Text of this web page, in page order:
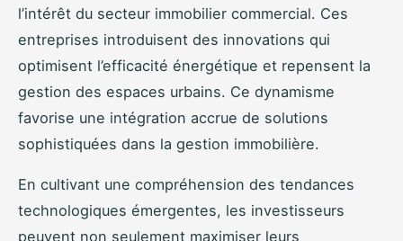
l’intérêt du secteur immobilier commercial. Ces
entreprises introduisent des innovations qui
optimisent l’efficacité énergétique et repensent la
gestion des espaces urbains. Ce dynamisme
favorise une intégration accrue de solutions
sophistiquées dans la gestion immobilière.
En cultivant une compréhension des tendances
technologiques émergentes, les investisseurs
peuvent non seulement maximiser leurs